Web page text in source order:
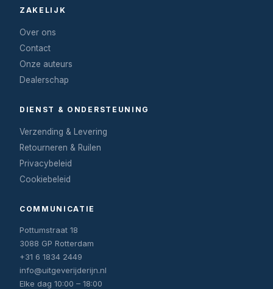
ZAKELIJK
Over ons
Contact
Onze auteurs
Dealerschap
DIENST & ONDERSTEUNING
Verzending & Levering
Retourneren & Ruilen
Privacybeleid
Cookiebeleid
COMMUNICATIE
Pottumstraat 18
3088 GP Rotterdam
+31 6 1834 2449
info@uitgeverijderijn.nl
Elke dag 10:00 – 18:00